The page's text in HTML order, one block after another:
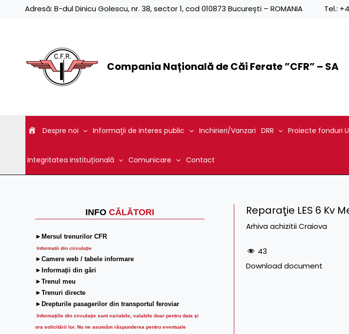
Adresă: B-dul Dinicu Golescu, nr. 38, sector 1, cod 010873 București – ROMANIA Tel.:
Compania Națională de Căi Ferate ”CFR” – SA
Despre noi Informaţii de interes public Inchirieri/Vanzari DRR Proiecte fonduri
Integritatea instituțională Comunicare Contact
INFO CĂLĂTORI
►Mersul trenurilor CFR
Informatii din circulaţie
►Camere web / tabele informare
►Informaţii din gări
►Trenul meu
►Trenuri directe
►Drepturile pasagerilor din transportul feroviar
Informaţiile din circulaţie sunt variabile, valabile doar pentru data şi
ora solicitării lor. Nu ne asumăm răspunderea pentru eventuale
Reparaţie LES 6 Kv
Arhiva achizitii Craiova
43
Download document